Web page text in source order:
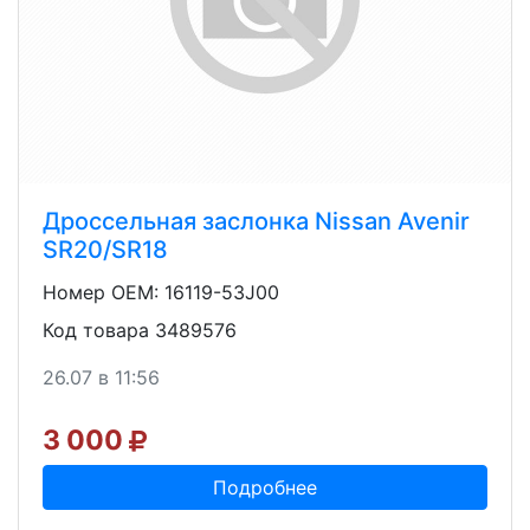
Дроссельная заслонка Nissan Avenir
SR20/SR18
Номер OEM: 16119-53J00
Код товара 3489576
26.07 в 11:56
3 000
Подробнее